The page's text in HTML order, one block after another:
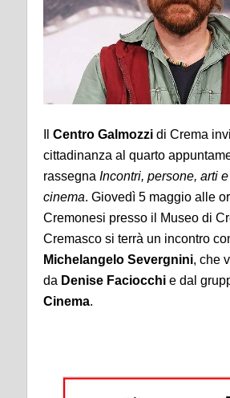
Centro Galmozzi di Crema
cittadinanza al quarto
rassegna Incontri, persone, arti
cinema. Giovedì 5 maggio alle
Cremonesi presso il Museo di
Cremasco si terrà un incontro
Michelangelo Severgnini, che
da Denise Faciocchi e dal
Cinema.